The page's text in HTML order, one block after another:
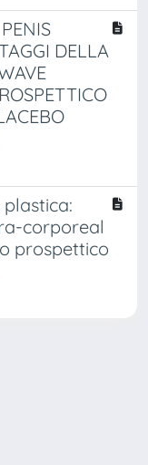
DELLA
corporeal
prospettico